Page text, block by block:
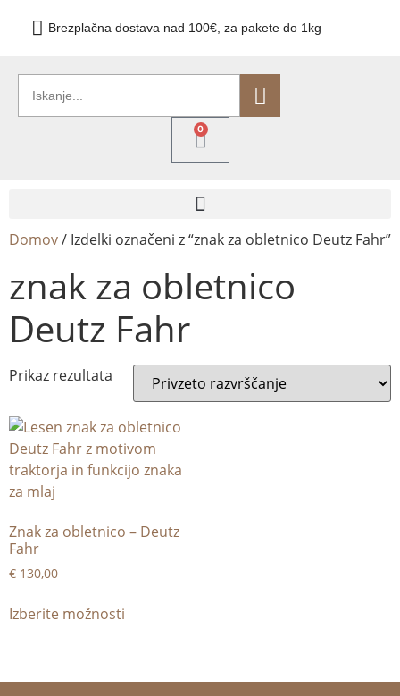
Brezplačna dostava nad 100€, za pakete do 1kg
0
Domov/ Izdelki označeni z “znak za obletnico Deutz Fahr”
znak za obletnico
Deutz Fahr
Prikaz rezultata
Znak za obletnico – Deutz
Fahr
€ 130,00
Izberite možnosti